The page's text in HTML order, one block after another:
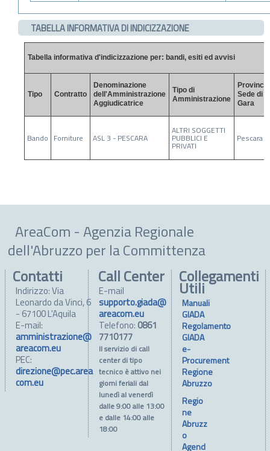
TABELLA INFORMATIVA DI INDICIZZAZIONE
Tabella informativa d'indicizzazione per: bandi, esiti ed avvisi
Tipo Contratto
Denominazione
dell'Amministrazione
Aggiudicatrice
Tipo di
Amministrazione
Provincia
Sede di
Gara
Bando Forniture ASL 3 - PESCARA
ALTRI SOGGETTI
PUBBLICI E
PRIVATI
Pescara
AreaCom - Agenzia Regionale
dell'Abruzzo per la Committenza
Contatti
Indirizzo: Via
Leonardo da Vinci, 6
- 67100 L'Aquila
E-mail:
amministrazione@
areacom.eu
PEC:
direzione@pec.area
com.eu
Collegamenti
Utili
Manuali
GIADA
Regolamento
GIADA
e-
Procurement
Regione
Abruzzo
Regio
ne
Abruzz
o
Agend
Call Center
E-mail
supporto.giada@
areacom.eu
Telefono: 0861
7710177
Il servizio di call
center di tipo
tecnico è attivo nei
giorni feriali dal
lunedì al venerdì
dalle 9:00 alle 13:00
e dalle 14:00 alle
18:00